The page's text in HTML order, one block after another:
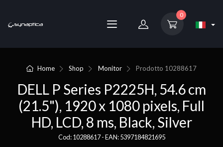
0
Home Shop Monitor Prodotto 10288617
DELL P Series P2225H, 54.6 cm
(21.5"), 1920 x 1080 pixels, Full
HD, LCD, 8 ms, Black, Silver
Cod: 10288617 - EAN: 5397184821695